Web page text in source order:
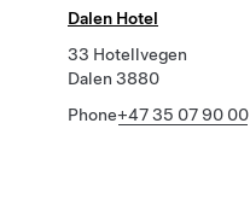
Dalen Hotel
33 Hotellvegen
Dalen 3880
Phone+47 35 07 90 00